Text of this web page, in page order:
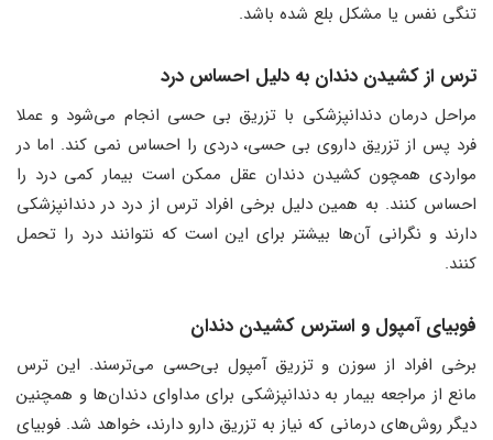
تنگی نفس یا مشکل بلع شده باشد.
ترس از کشیدن دندان به دلیل احساس درد
مراحل درمان دندانپزشکی با تزریق بی ‌حسی انجام می‌‌شود و عملا
فرد پس از تزریق داروی بی‌ حسی، دردی را احساس نمی ‌کند. اما در
مواردی همچون کشیدن دندان عقل ممکن است بیمار کمی درد را
احساس کنند. به همین دلیل برخی افراد ترس از درد در دندانپزشکی
دارند و نگرانی آن‌ها بیشتر برای این است که نتوانند درد را تحمل
کنند.
فوبیای آمپول و استرس کشیدن دندان
برخی افراد از سوزن و تزریق آمپول بی‌‌حسی می‌‌ترسند. این ترس
مانع از مراجعه بیمار به دندانپزشکی برای مداوای دندان‌ها و همچنین
دیگر روش‌های درمانی که نیاز به تزریق دارو دارند، خواهد شد. فوبیای